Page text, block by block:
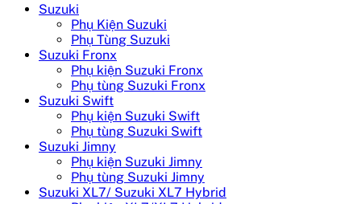
Suzuki
Phụ Kiện Suzuki
Phụ Tùng Suzuki
Suzuki Fronx
Phụ kiện Suzuki Fronx
Phụ tùng Suzuki Fronx
Suzuki Swift
Phụ kiện Suzuki Swift
Phụ tùng Suzuki Swift
Suzuki Jimny
Phụ kiện Suzuki Jimny
Phụ tùng Suzuki Jimny
Suzuki XL7/ Suzuki XL7 Hybrid